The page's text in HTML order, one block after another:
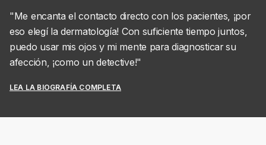
"Me encanta el contacto directo con los pacientes, ¡por
eso elegí la dermatología! Con suficiente tiempo juntos,
puedo usar mis ojos y mi mente para diagnosticar su
afección, ¡como un detective!"
LEA LA BIOGRAFÍA COMPLETA